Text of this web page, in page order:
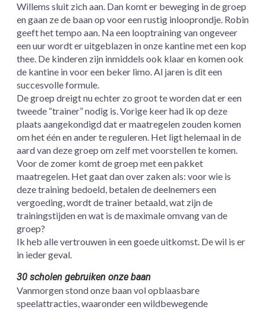
Willems sluit zich aan. Dan komt er beweging in de groep
en gaan ze de baan op voor een rustig inlooprondje. Robin
geeft het tempo aan. Na een looptraining van ongeveer
een uur wordt er uitgeblazen in onze kantine met een kop
thee. De kinderen zijn inmiddels ook klaar en komen ook
de kantine in voor een beker limo. Al jaren is dit een
succesvolle formule.
De groep dreigt nu echter zo groot te worden dat er een
tweede “trainer” nodig is. Vorige keer had ik op deze
plaats aangekondigd dat er maatregelen zouden komen
om het één en ander te reguleren. Het ligt helemaal in de
aard van deze groep om zelf met voorstellen te komen.
Voor de zomer komt de groep met een pakket
maatregelen. Het gaat dan over zaken als: voor wie is
deze training bedoeld, betalen de deelnemers een
vergoeding, wordt de trainer betaald, wat zijn de
trainingstijden en wat is de maximale omvang van de
groep?
Ik heb alle vertrouwen in een goede uitkomst. De wil is er
in ieder geval.
30 scholen gebruiken onze baan
Vanmorgen stond onze baan vol opblaasbare
speelattracties, waaronder een wildbewegende